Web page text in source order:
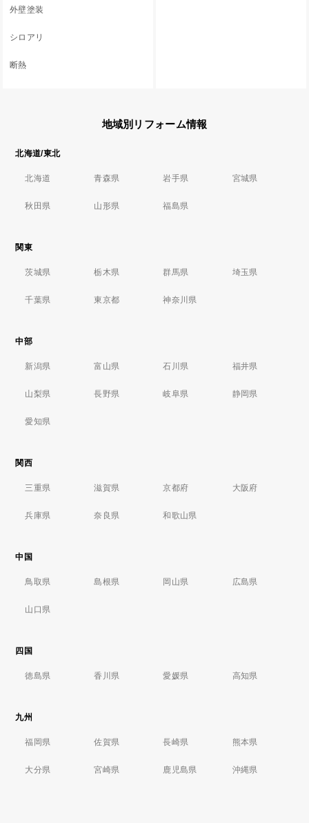
外壁塗装
シロアリ
断熱
地域別リフォーム情報
北海道/東北
北海道 青森県 岩手県 宮城県
秋田県 山形県 福島県
関東
茨城県 栃木県 群馬県 埼玉県
千葉県 東京都 神奈川県
中部
新潟県 富山県 石川県 福井県
山梨県 長野県 岐阜県 静岡県
愛知県
関西
三重県 滋賀県 京都府 大阪府
兵庫県 奈良県 和歌山県
中国
鳥取県 島根県 岡山県 広島県
山口県
四国
徳島県 香川県 愛媛県 高知県
九州
福岡県 佐賀県 長崎県 熊本県
大分県 宮崎県 鹿児島県 沖縄県